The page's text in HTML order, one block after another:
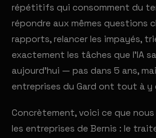
répétitifs qui consomment du
répondre aux mêmes questions
rapports, relancer les impayés,
exactement les tâches que l'IA
aujourd'hui — pas dans 5 ans,
entreprises du Gard ont tout à y
Concrètement, voici ce que
les entreprises de Bernis : le